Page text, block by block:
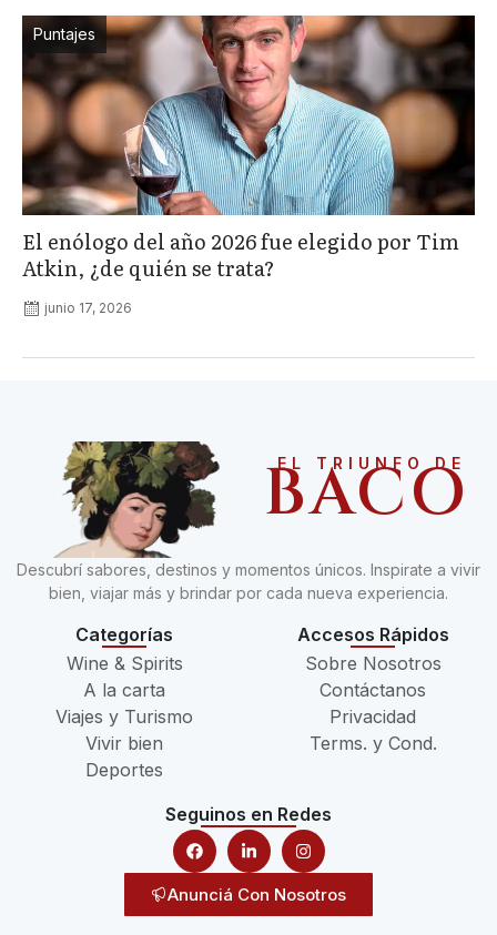
Puntajes
El enólogo del año 2026 fue elegido por Tim
Atkin, ¿de quién se trata?
junio 17, 2026
EL TRIUNFO DE
BACO
Descubrí sabores, destinos y momentos únicos. Inspirate a vivir
bien, viajar más y brindar por cada nueva experiencia.
Categorías
Wine & Spirits
A la carta
Viajes y Turismo
Vivir bien
Deportes
Accesos Rápidos
Sobre Nosotros
Contáctanos
Privacidad
Terms. y Cond.
Seguinos en Redes
Anunciá Con Nosotros